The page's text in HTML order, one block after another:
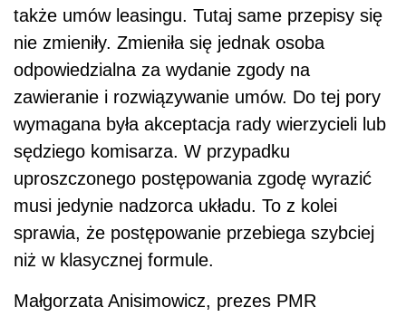
także umów leasingu. Tutaj same przepisy się
nie zmieniły. Zmieniła się jednak osoba
odpowiedzialna za wydanie zgody na
zawieranie i rozwiązywanie umów. Do tej pory
wymagana była akceptacja rady wierzycieli lub
sędziego komisarza. W przypadku
uproszczonego postępowania zgodę wyrazić
musi jedynie nadzorca układu. To z kolei
sprawia, że postępowanie przebiega szybciej
niż w klasycznej formule.
Małgorzata Anisimowicz, prezes PMR